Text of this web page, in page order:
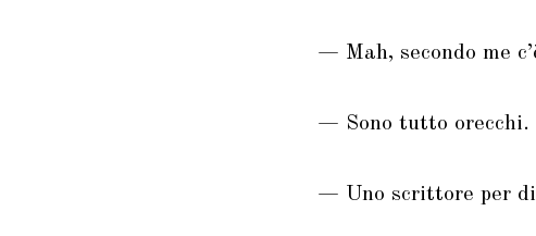
— Mah, secondo me
— Sono tutto orecchi.
— Uno scrittore per